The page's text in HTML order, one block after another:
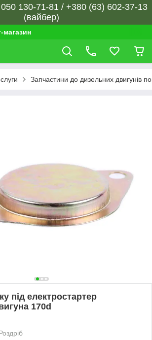
130-71-81 / +380 (63) 602-37-13
(вайбер)
магазин
Запчастини до дизельних двигунів
під електростартер
170d